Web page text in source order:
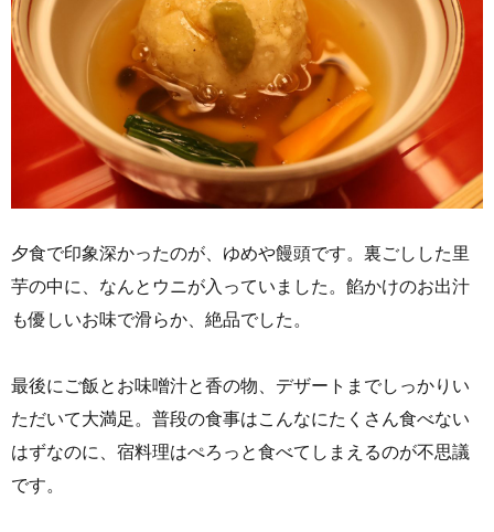
夕食で印象深かったのが、ゆめや饅頭です。裏ごしした里
芋の中に、なんとウニが入っていました。餡かけのお出汁
も優しいお味で滑らか、絶品でした。
最後にご飯とお味噌汁と香の物、デザートまでしっかりい
ただいて大満足。普段の食事はこんなにたくさん食べない
はずなのに、宿料理はぺろっと食べてしまえるのが不思議
です。